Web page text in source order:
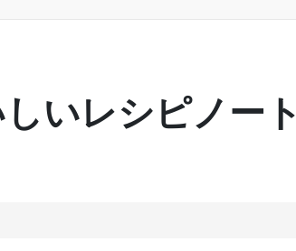
いレシピノート